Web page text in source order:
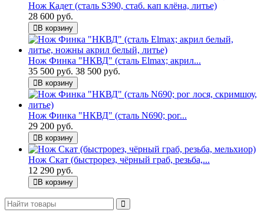
Нож Кадет (сталь S390, стаб. кап клёна, литье)
28 600 руб.
В корзину
Нож Финка "НКВД" (сталь Elmax; акрил...
35 500 руб. 38 500 руб.
В корзину
Нож Финка "НКВД" (сталь N690; рог...
29 200 руб.
В корзину
Нож Скат (быстрорез, чёрный граб, резьба,...
12 290 руб.
В корзину